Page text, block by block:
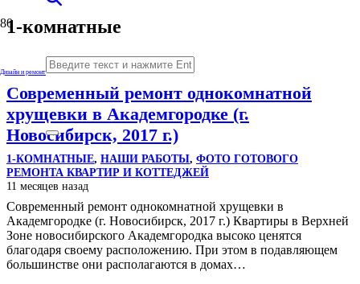
Дизайн и ремонт
1-комнатные
Современный ремонт однокомнатной
хрущевки в Академгородке (г.
Новосибирск, 2017 г.)
1-КОМНАТНЫЕ, НАШИ РАБОТЫ, ФОТО ГОТОВОГО
РЕМОНТА КВАРТИР И КОТТЕДЖЕЙ
11 месяцев назад
Современный ремонт однокомнатной хрущевки в
Академгородке (г. Новосибирск, 2017 г.) Квартиры в Верхней
Зоне новосибирского Академгородка высоко ценятся
благодаря своему расположению. При этом в подавляющем
большинстве они располагаются в домах…